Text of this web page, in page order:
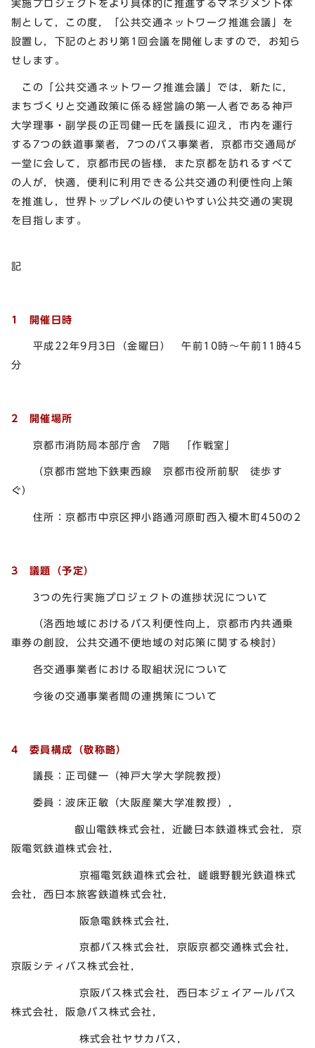
実施プロジェクトをより具体的に推進するマネジメント体
制として，この度，「公共交通ネットワーク推進会議」を
設置し，下記のとおり第1回会議を開催しますので，お知ら
せします。
この「公共交通ネットワーク推進会議」では，新たに，
まちづくりと交通政策に係る経営論の第一人者である神戸
大学理事・副学長の正司健一氏を議長に迎え，市内を運行
する7つの鉄道事業者，7つのバス事業者，京都市交通局が
一堂に会して，京都市民の皆様，また京都を訪れるすべて
の人が，快適，便利に利用できる公共交通の利便性向上策
を推進し，世界トップレベルの使いやすい公共交通の実現
を目指します。
記
1 開催日時
平成22年9月3日（金曜日） 午前10時～午前11時45
分
2 開催場所
京都市消防局本部庁舎 7階 「作戦室」
（京都市営地下鉄東西線 京都市役所前駅 徒歩す
ぐ）
住所：京都市中京区押小路通河原町西入榎木町450の2
3 議題（予定）
3つの先行実施プロジェクトの進捗状況について
（洛西地域におけるバス利便性向上，京都市内共通乗
車券の創設，公共交通不便地域の対応策に関する検討）
各交通事業者における取組状況について
今後の交通事業者間の連携策について
4 委員構成（敬称略）
議長：正司健一（神戸大学大学院教授）
委員：波床正敏（大阪産業大学准教授），
叡山電鉄株式会社，近畿日本鉄道株式会社，京
阪電気鉄道株式会社，
京福電気鉄道株式会社，嵯峨野観光鉄道株式
会社，西日本旅客鉄道株式会社，
阪急電鉄株式会社，
京都バス株式会社，京阪京都交通株式会社，
京阪シティバス株式会社，
京阪バス株式会社，西日本ジェイアールバス
株式会社，阪急バス株式会社，
株式会社ヤサカバス，